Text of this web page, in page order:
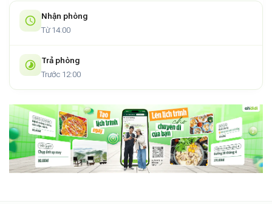
Nhận phòng
Từ 14:00
Trả phòng
Trước 12:00